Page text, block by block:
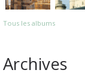
Tous les albums
Archives